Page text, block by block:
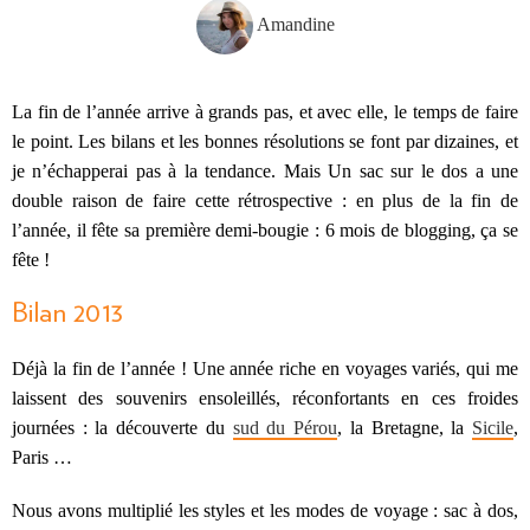
Amandine
La fin de l’année arrive à grands pas, et avec elle, le temps de faire
le point. Les bilans et les bonnes résolutions se font par dizaines, et
je n’échapperai pas à la tendance. Mais Un sac sur le dos a une
double raison de faire cette rétrospective : en plus de la fin de
l’année, il fête sa première demi-bougie : 6 mois de blogging, ça se
fête !
Bilan 2013
Déjà la fin de l’année ! Une année riche en voyages variés, qui me
laissent des souvenirs ensoleillés, réconfortants en ces froides
journées : la découverte du sud du Pérou, la Bretagne, la Sicile,
Paris …
Nous avons multiplié les styles et les modes de voyage : sac à dos,